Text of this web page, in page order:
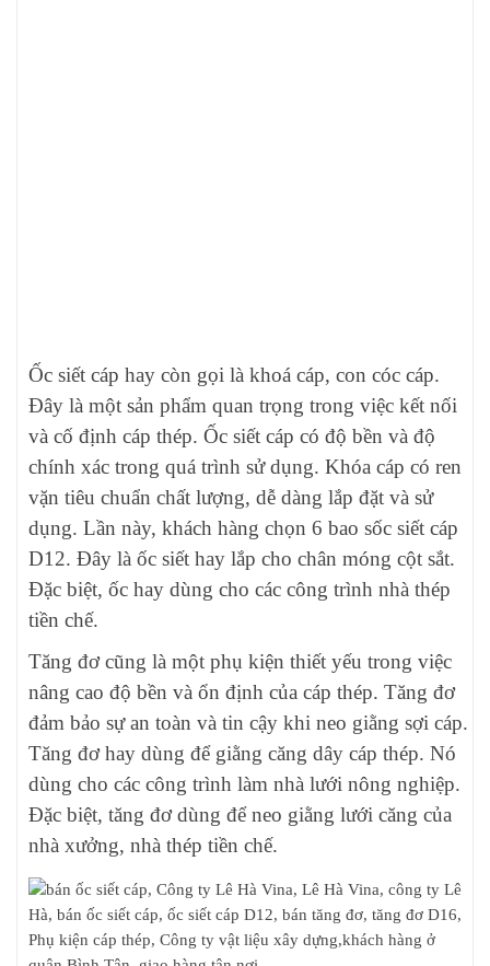
Ốc siết cáp hay còn gọi là khoá cáp, con cóc cáp.
Đây là một sản phẩm quan trọng trong việc kết nối
và cố định cáp thép. Ốc siết cáp có độ bền và độ
chính xác trong quá trình sử dụng. Khóa cáp có ren
vặn tiêu chuẩn chất lượng, dễ dàng lắp đặt và sử
dụng. Lần này, khách hàng chọn 6 bao sốc siết cáp
D12. Đây là ốc siết hay lắp cho chân móng cột sắt.
Đặc biệt, ốc hay dùng cho các công trình nhà thép
tiền chế.
Tăng đơ cũng là một phụ kiện thiết yếu trong việc
nâng cao độ bền và ổn định của cáp thép. Tăng đơ
đảm bảo sự an toàn và tin cậy khi neo giằng sợi cáp.
Tăng đơ hay dùng để giằng căng dây cáp thép. Nó
dùng cho các công trình làm nhà lưới nông nghiệp.
Đặc biệt, tăng đơ dùng để neo giằng lưới căng của
nhà xưởng, nhà thép tiền chế.